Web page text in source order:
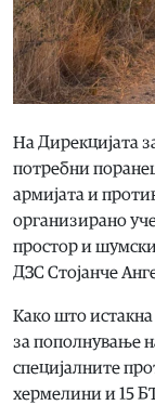
На Дирекцијата
потребни
армијата и
организирано
простор и
ДЗС Стојанче
Како што
за пополнување
специјалните
хермелини и 15